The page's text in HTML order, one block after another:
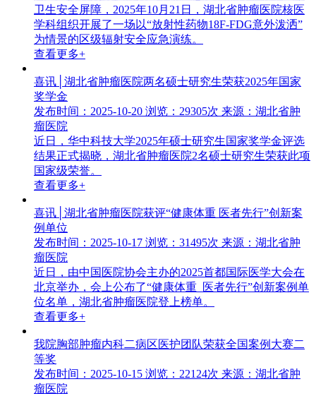
卫生安全屏障，2025年10月21日，湖北省肿瘤医院核医
学科组织开展了一场以“放射性药物18F-FDG意外泼洒”
为情景的区级辐射安全应急演练。
查看更多+
喜讯│湖北省肿瘤医院两名硕士研究生荣获2025年国家
奖学金
发布时间：2025-10-20 浏览：29305次 来源：湖北省肿
瘤医院
近日，华中科技大学2025年硕士研究生国家奖学金评选
结果正式揭晓，湖北省肿瘤医院2名硕士研究生荣获此项
国家级荣誉。
查看更多+
喜讯│湖北省肿瘤医院获评“健康体重 医者先行”创新案
例单位
发布时间：2025-10-17 浏览：31495次 来源：湖北省肿
瘤医院
近日，由中国医院协会主办的2025首都国际医学大会在
北京举办，会上公布了“健康体重 医者先行”创新案例单
位名单，湖北省肿瘤医院登上榜单。
查看更多+
我院胸部肿瘤内科二病区医护团队荣获全国案例大赛二
等奖
发布时间：2025-10-15 浏览：22124次 来源：湖北省肿
瘤医院